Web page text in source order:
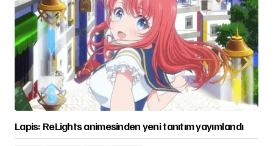
Lapis: ReLights animesinden yeni tanıtım yayımlandı